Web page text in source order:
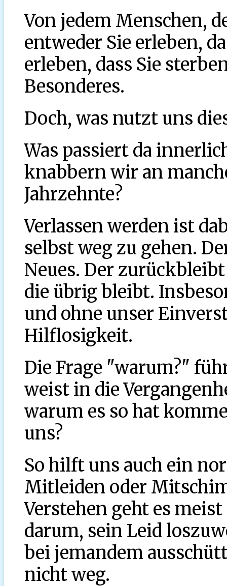
Von jedem Menschen,
entweder Sie erleben,
erleben, dass Sie
Besonderes.
Doch, was nutzt uns
Was passiert da
knabbern wir an
Jahrzehnte?
Verlassen werden ist
selbst weg zu gehen.
Neues. Der
die übrig bleibt.
und ohne unser
Hilflosigkeit.
Die Frage "warum?"
weist in die
warum es so hat
uns?
So hilft uns auch ein
Mitleiden oder
Verstehen geht es
darum, sein Leid
bei jemandem
nicht weg.